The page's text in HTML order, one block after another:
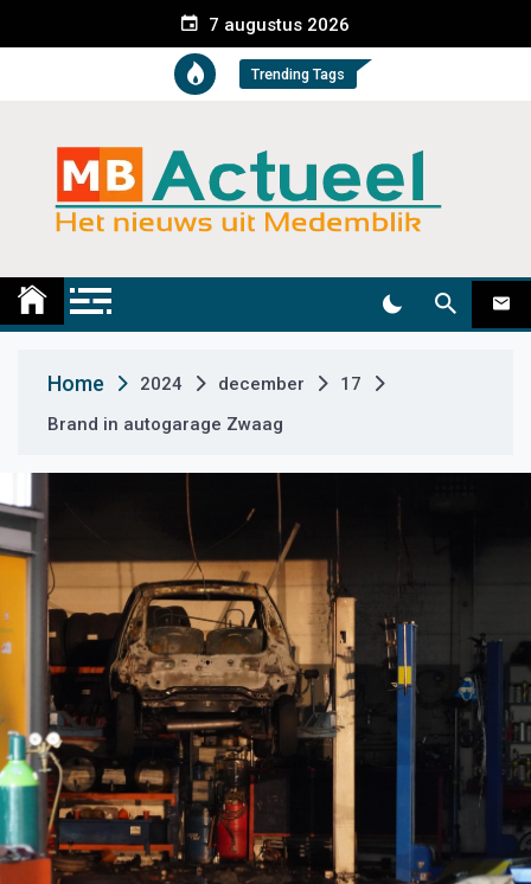
e
t
7 augustus 2026
Trending Tags
Medemblik Actueel
Home 2024 december
17
Brand in autogarage Zwaag